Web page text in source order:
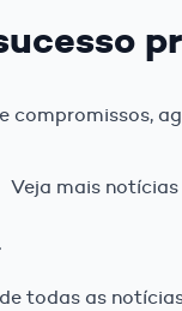
compromissos,
Veja mais
todas as